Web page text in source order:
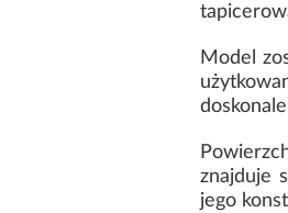
Model
znajduje
jego